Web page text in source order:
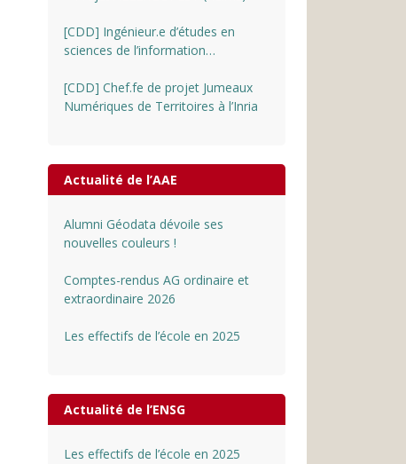
[CDD] Ingénieur.e d’études en
sciences de l’information
[CDD] Chef.fe de projet Jumeaux
Numériques de Territoires à l’Inria
Actualité de l’AAE
Alumni Géodata dévoile ses
nouvelles couleurs !
Comptes-rendus AG ordinaire et
extraordinaire 2026
Les effectifs de l’école en 2025
Actualité de l’ENSG
Les effectifs de l’école en 2025